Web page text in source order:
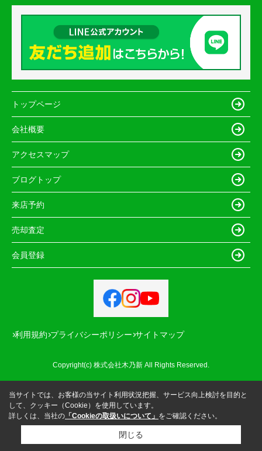
トップページ
会社概要
アクセスマップ
ブログトップ
来店予約
売却査定
会員登録
利用規約 プライバシーポリシー サイトマップ
Copyright(c) 株式会社木乃新 All Rights Reserved.
当サイトでは、お客様の当サイト利用状況把握、サービス向上検討を目的と
して、クッキー（Cookie）を使用しています。
詳しくは、当社の 「Cookieの取扱いについて」 をご確認ください。
閉じる